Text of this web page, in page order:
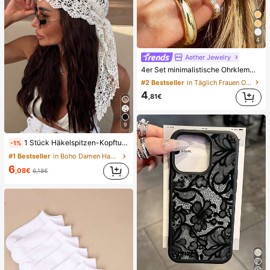
9
-1% 1 Stück Häkelspitzen-Kopftuch, Boho-Stil gestricktes Kopfband, französisches Vintage-Haarband mit Durchbruchmuster, Sommer-Strand-Haaraccessoire für Frauen, Boho-Chic
#1 Bestseller in Boho Damen Haarschmuck
6,08€ 6,18€
4
Aether Jewelry
4er Set minimalistische Ohrklemmen mit kubischem Zirkonia - Stapelbar, keine Piercing erforderlich, geeignet für den täglichen Büroalltag (4er Set, nicht 4 Paar), Geschenk für sie
#2 Bestseller in Täglich Frauen Ohrringe
4,81€